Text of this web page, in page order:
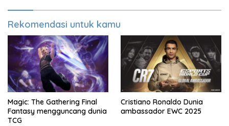
Rekomendasi untuk kamu
Magic: The Gathering Final
Fantasy mengguncang dunia
TCG
Cristiano Ronaldo Dunia
ambassador EWC 2025